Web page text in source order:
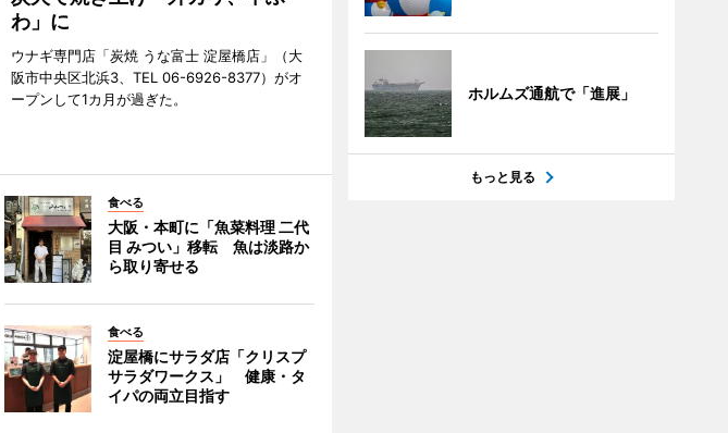
わ」に
ウナギ専門店「炭焼 うな富士 淀屋橋店」（大
阪市中央区北浜3、TEL 06-6926-8377）がオ
ープンして1カ月が過ぎた。
食べる
大阪・本町に「魚菜料理 二代
目 みつい」移転 魚は淡路か
ら取り寄せる
食べる
淀屋橋にサラダ店「クリスプ
サラダワークス」 健康・タ
イパの両立目指す
ホルムズ通航で「進展」
もっと見る